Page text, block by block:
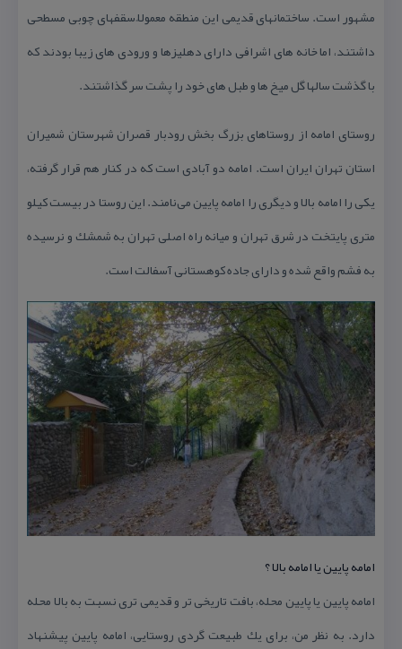
مشهور است. ساختمانهای قدیمی این منطقه معمولاً سقفهای چوبی مسطحی
داشتند، اما خانه های اشرافی دارای دهلیزها و ورودی های زیبا بودند كه
با گذشت سالها گل میخ ها و طبل های خود را پشت سر گذاشتند.
روستای امامه از روستاهای بزرگ بخش رودبار قصران شهرستان شمیران
استان تهران ایران است. امامه دو آبادی است كه در كنار هم قرار گرفته،
یكی را امامه بالا و دیگری را امامه پایین می‌نامند. این روستا در بیست كیلو
متری پایتخت در شرق تهران و میانه راه اصلی تهران به شمشك و نرسیده
به فشم واقع شده و دارای جاده كوهستانی آسفالت است.
امامه پایین یا امامه بالا ؟
امامه پایین یا پایین ‌محله، بافت تاریخی تر و قدیمی تری نسبت به بالا محله
دارد. به نظر من، برای یك طبیعت گردی روستایی، امامه پایین پیشنهاد